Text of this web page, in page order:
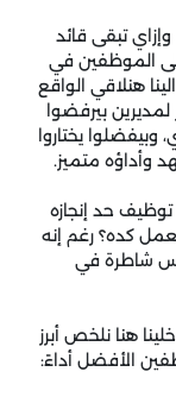
تبقى قائد
الموظفين في
هنلاقي الواقع
بيرفضوا
وبيفضلوا يختاروا
متميز.
حد إنجازه
كده؟ رغم إنه
شاطرة في
هنا نلخص أبرز
الأفضل أداءً: